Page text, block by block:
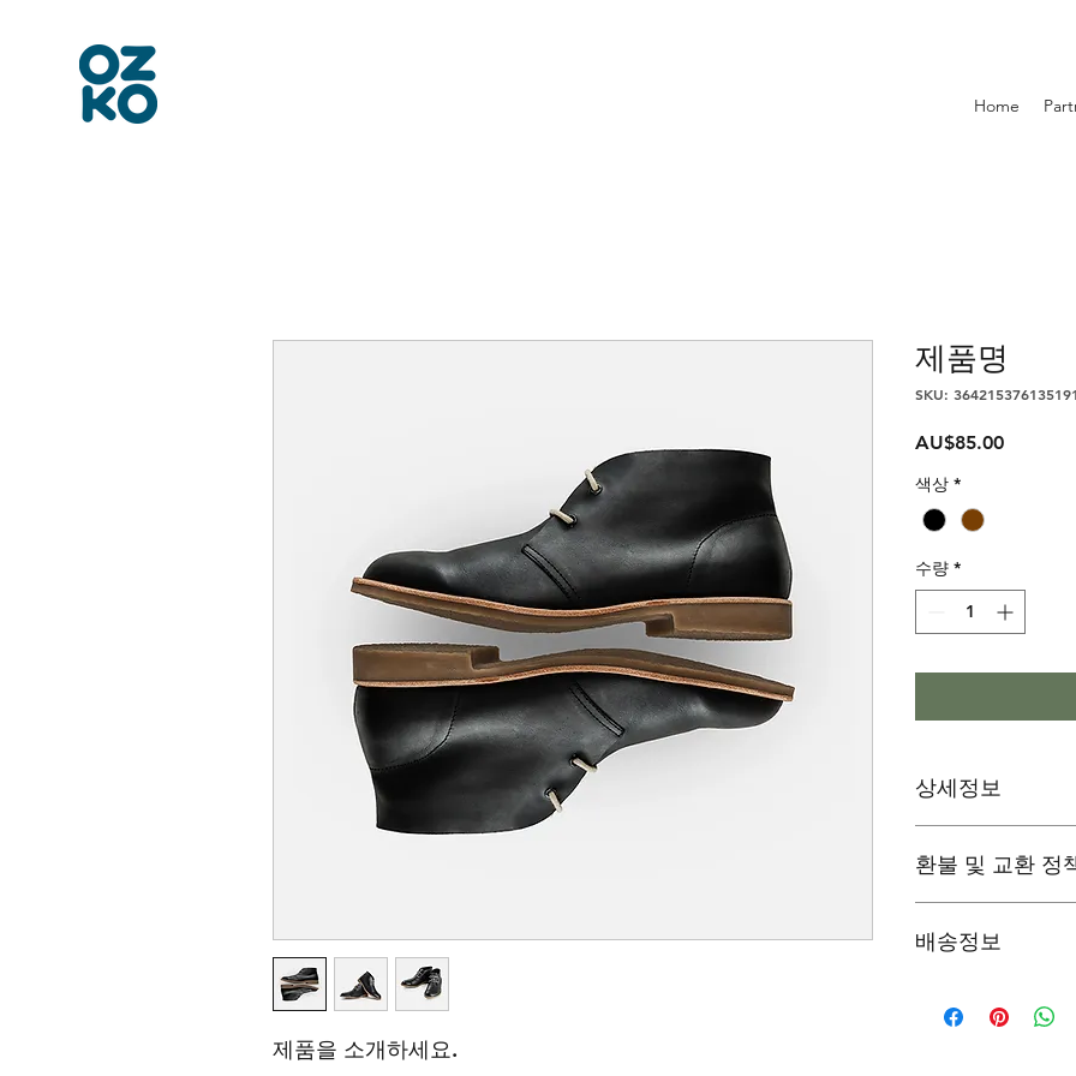
Home
제품을 소개하세요.
제품명
SKU: 364215376135191
AU$85.00가
색상 *
수량 *
상세정보
리방법 등 친절하고
환불 및 교환 정
제품 정보를 제공하
배송정보
한 설명은 소비자들